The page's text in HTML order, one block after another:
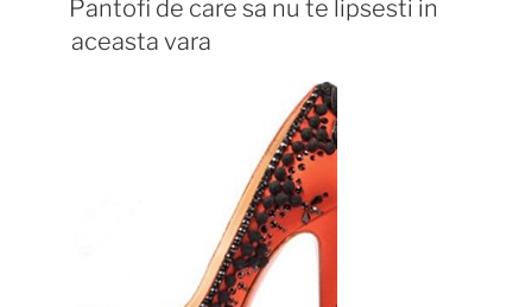
Pantofi de care sa nu te lipsesti in
aceasta vara